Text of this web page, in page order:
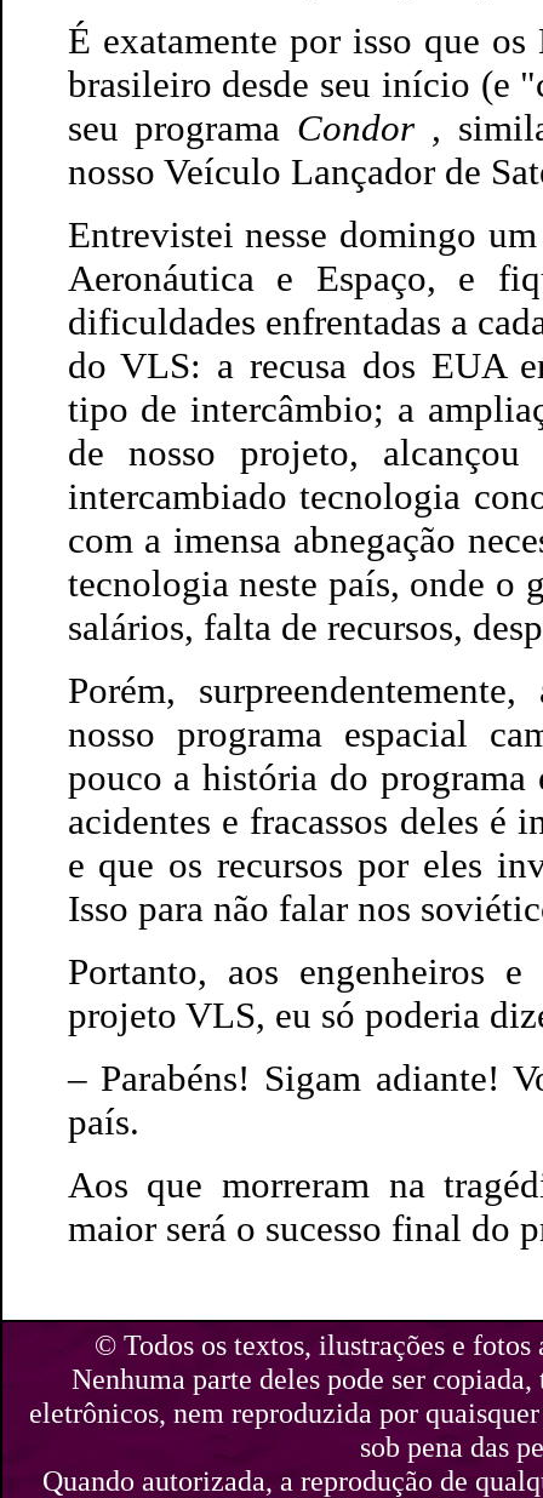
É exatamente por isso que
brasileiro desde seu início (e
seu programa Condor ,
nosso Veículo Lançador de
Entrevistei nesse domingo
Aeronáutica e Espaço, e
dificuldades enfrentadas a
do VLS: a recusa dos EUA
tipo de intercâmbio; a
de nosso projeto, alcançou
intercambiado tecnologia
com a imensa abnegação
tecnologia neste país, onde o
salários, falta de recursos,
Porém,
nosso programa espacial
pouco a história do programa
acidentes e fracassos deles é
e que os recursos por eles
Isso para não falar nos
Portanto, aos engenheiros
projeto VLS, eu só poderia
– Parabéns! Sigam adiante!
país.
Aos que morreram na
maior será o sucesso final do
© Todos os textos, ilustrações e fotos
Nenhuma parte deles pode ser
eletrônicos, nem reproduzida por
sob pena das
Quando autorizada, a reprodução de